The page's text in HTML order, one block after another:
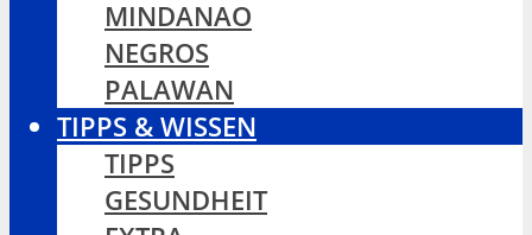
MINDANAO
NEGROS
PALAWAN
TIPPS & WISSEN
TIPPS
GESUNDHEIT